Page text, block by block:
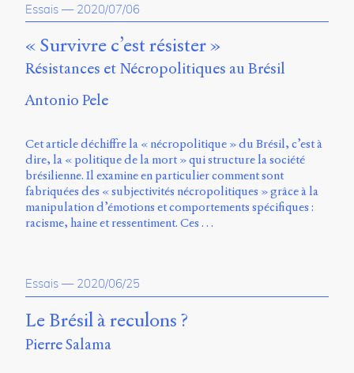
Essais — 2020/07/06
« Survivre c’est résister »
Résistances et Nécropolitiques au Brésil
Antonio Pele
Cet article déchiffre la « nécropolitique » du Brésil, c’est à
dire, la « politique de la mort » qui structure la société
brésilienne. Il examine en particulier comment sont
fabriquées des « subjectivités nécropolitiques » grâce à la
manipulation d’émotions et comportements spécifiques :
racisme, haine et ressentiment. Ces …
Essais — 2020/06/25
Le Brésil à reculons ?
Pierre Salama